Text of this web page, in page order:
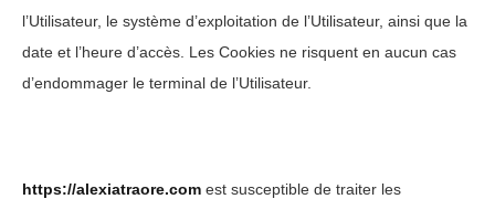
l’Utilisateur, le système d’exploitation de l’Utilisateur, ainsi que la
date et l’heure d’accès. Les Cookies ne risquent en aucun cas
d’endommager le terminal de l’Utilisateur.
https://alexiatraore.com est susceptible de traiter les